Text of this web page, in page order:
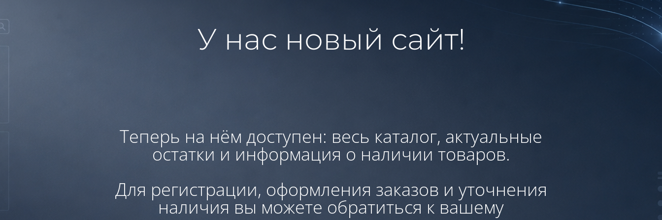
У нас новый сайт!
Теперь на нём доступен: весь каталог, актуальные
остатки и информация о наличии товаров.
Для регистрации, оформления заказов и уточнения
наличия вы можете обратиться к вашему